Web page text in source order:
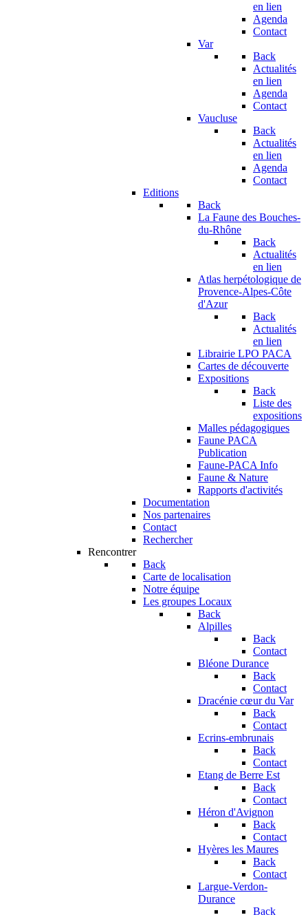
en lien
Agenda
Contact
Var
Back
Actualités
en lien
Agenda
Contact
Vaucluse
Back
Actualités
en lien
Agenda
Contact
Editions
Back
La Faune des Bouches-
du-Rhône
Back
Actualités
en lien
Atlas herpétologique de
Provence-Alpes-Côte
d'Azur
Back
Actualités
en lien
Librairie LPO PACA
Cartes de découverte
Expositions
Back
Liste des
expositions
Malles pédagogiques
Faune PACA
Publication
Faune-PACA Info
Faune & Nature
Rapports d'activités
Documentation
Nos partenaires
Contact
Rechercher
Rencontrer
Back
Carte de localisation
Notre équipe
Les groupes Locaux
Back
Alpilles
Back
Contact
Bléone Durance
Back
Contact
Dracénie cœur du Var
Back
Contact
Ecrins-embrunais
Back
Contact
Etang de Berre Est
Back
Contact
Héron d'Avignon
Back
Contact
Hyères les Maures
Back
Contact
Largue-Verdon-
Durance
Back